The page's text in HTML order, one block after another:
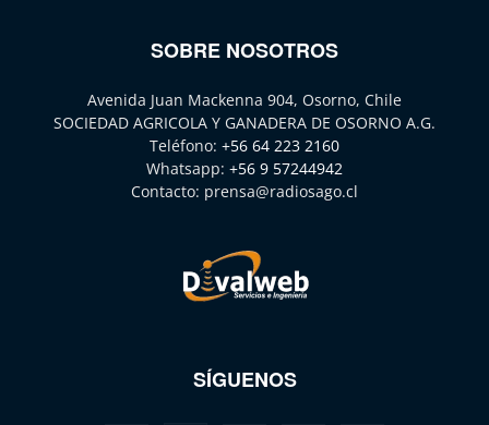
SOBRE NOSOTROS
Avenida Juan Mackenna 904, Osorno, Chile
SOCIEDAD AGRICOLA Y GANADERA DE OSORNO A.G.
Teléfono: +56 64 223 2160
Whatsapp: +56 9 57244942
Contacto: prensa@radiosago.cl
SÍGUENOS